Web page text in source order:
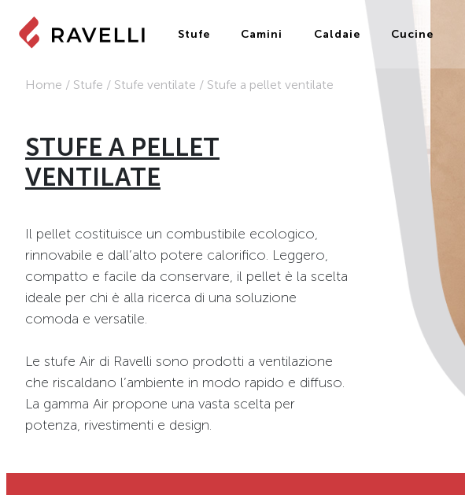
Stufe Camini Caldaie Cucine
Home / Stufe / Stufe ventilate / Stufe a pellet ventilate
STUFE A PELLET
VENTILATE
Il pellet costituisce un combustibile ecologico,
rinnovabile e dall’alto potere calorifico. Leggero,
compatto e facile da conservare, il pellet è la scelta
ideale per chi è alla ricerca di una soluzione
comoda e versatile.
Le stufe Air di Ravelli sono prodotti a ventilazione
che riscaldano l’ambiente in modo rapido e diffuso.
La gamma Air propone una vasta scelta per
potenza, rivestimenti e design.